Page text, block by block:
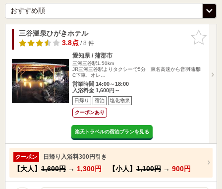
お気に入
りに追加
三谷温泉ひがきホテル
3.8点/ 8 件
愛知県 / 蒲郡市
三河三谷駅1.50km
JR三河三谷駅よりタクシーで5分 東名高速から音羽蒲郡I
C下車、オレ…
営業時間 14:00～18:00
入浴料金 1,600円～
日帰り 宿泊 塩化物泉
クーポンあり
楽天トラベルの宿泊プランを見る
クーポン 日帰り入浴料300円引き
【大人】 1,600円 → 1,300円 【小人】 1,100円 → 900円